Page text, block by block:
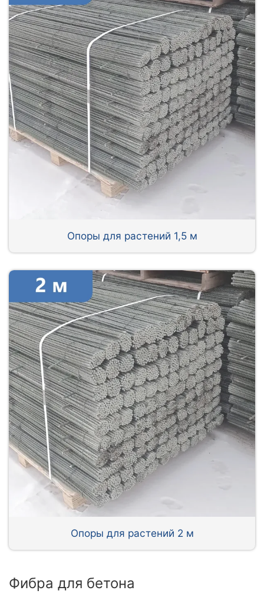
Опоры для растений 1,5 м
Опоры для растений 2 м
Фибра для бетона